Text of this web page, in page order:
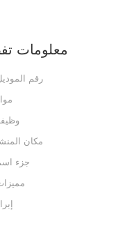
معلومات
رقم
مكان
جزء